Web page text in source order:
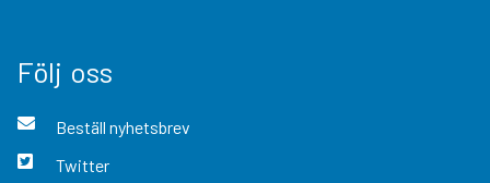
Följ oss
Beställ nyhetsbrev
Twitter